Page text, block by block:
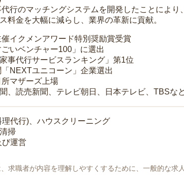
行のマッチングシステムを開発したことによ
料金を大幅に減らし、業界の革新に貢献。
イクメンアワード特別奨励賞受賞
いベンチャー100」に選出
事代行サービスランキング」第1位
NEXTユニコーン」企業選出
マザーズ上場
、読売新聞、テレビ朝日、日本テレビ、TBSな
代行)、ハウスクリーニング
掃
運営
職者が内容を理解しやすくするために、一般的な求